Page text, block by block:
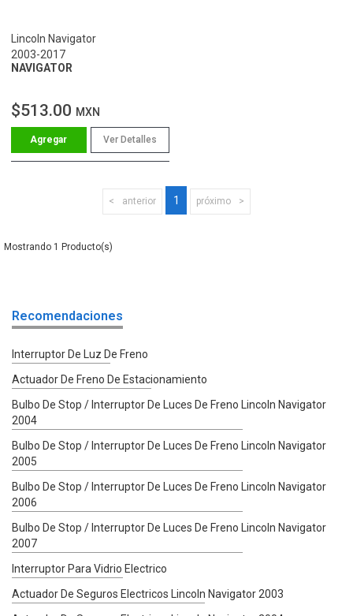
Lincoln Navigator
2003-2017
NAVIGATOR
$513.00 MXN
Ver Detalles
anterior 1 próximo
1
Recomendaciones
Interruptor De Luz De Freno
Actuador De Freno De Estacionamiento
Bulbo De Stop / Interruptor De Luces De Freno Lincoln Navigator
2004
Bulbo De Stop / Interruptor De Luces De Freno Lincoln Navigator
2005
Bulbo De Stop / Interruptor De Luces De Freno Lincoln Navigator
2006
Bulbo De Stop / Interruptor De Luces De Freno Lincoln Navigator
2007
Interruptor Para Vidrio Electrico
Actuador De Seguros Electricos Lincoln Navigator 2003